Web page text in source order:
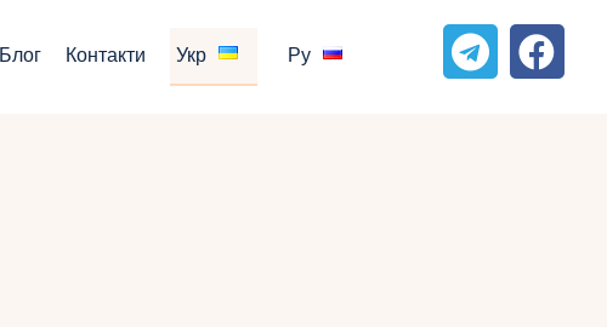
Блог Контакти Укр Ру